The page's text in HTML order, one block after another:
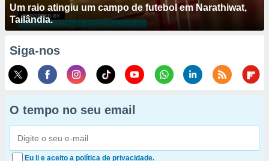
Um raio atingiu um campo de futebol em Narathiwat,
Tailândia.
Siga-nos
O tempo no seu email
Eu li e aceito a política de privacidade.